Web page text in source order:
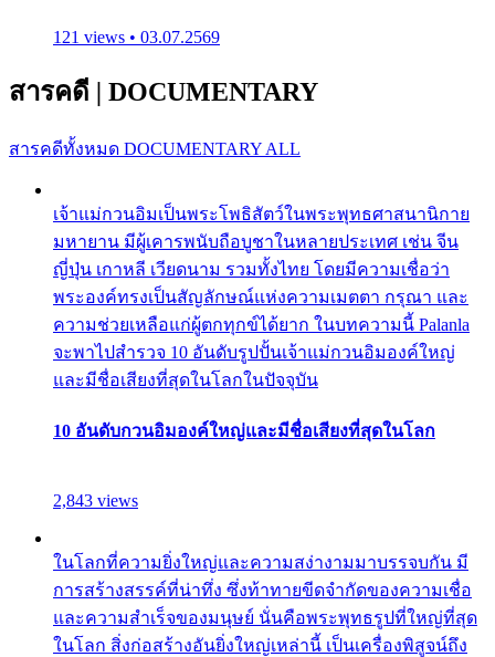
121 views • 03.07.2569
สารคดี | DOCUMENTARY
สารคดีทั้งหมด DOCUMENTARY ALL
เจ้าแม่กวนอิมเป็นพระโพธิสัตว์ในพระพุทธศาสนานิกาย
มหายาน มีผู้เคารพนับถือบูชาในหลายประเทศ เช่น จีน
ญี่ปุ่น เกาหลี เวียดนาม รวมทั้งไทย โดยมีความเชื่อว่า
พระองค์ทรงเป็นสัญลักษณ์แห่งความเมตตา กรุณา และ
ความช่วยเหลือแก่ผู้ตกทุกข์ได้ยาก ในบทความนี้ Palanla
จะพาไปสำรวจ 10 อันดับรูปปั้นเจ้าแม่กวนอิมองค์ใหญ่
และมีชื่อเสียงที่สุดในโลกในปัจจุบัน
10 อันดับกวนอิมองค์ใหญ่และมีชื่อเสียงที่สุดในโลก
2,843 views
ในโลกที่ความยิ่งใหญ่และความสง่างามมาบรรจบกัน มี
การสร้างสรรค์ที่น่าทึ่ง ซึ่งท้าทายขีดจำกัดของความเชื่อ
และความสำเร็จของมนุษย์ นั่นคือพระพุทธรูปที่ใหญ่ที่สุด
ในโลก สิ่งก่อสร้างอันยิ่งใหญ่เหล่านี้ เป็นเครื่องพิสูจน์ถึง